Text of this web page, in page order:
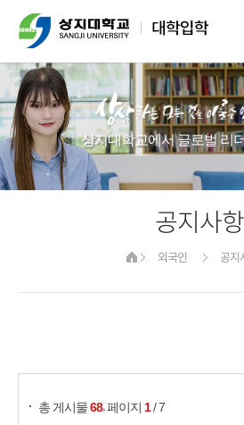
상지대학교에서 글로벌 리
공지사항
외국인 공지
총 게시물68,페이지 1/ 7